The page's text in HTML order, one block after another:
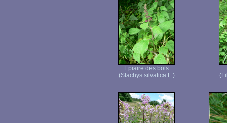
Epiaire des bois
(Stachys silvatica L.)